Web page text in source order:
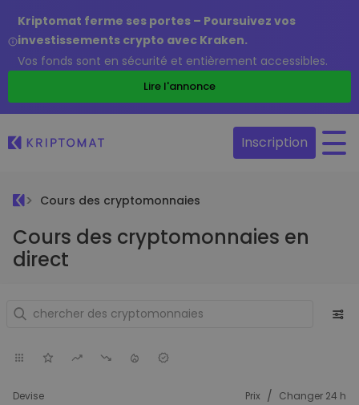
Kriptomat ferme ses portes – Poursuivez vos
investissements crypto avec Kraken.
Vos fonds sont en sécurité et entièrement accessibles.
Lire l'annonce
Inscription
Cours des cryptomonnaies
Cours des cryptomonnaies en
direct
Devise Prix / Changer 24 h